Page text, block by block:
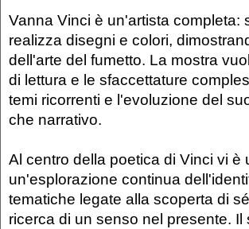
Vanna Vinci è un'artista
realizza disegni e colori,
dell'arte del fumetto. La mostra
di lettura e le sfaccettature
temi ricorrenti e l'evoluzione del
che narrativo.
Al centro della poetica di Vinci vi
un'esplorazione continua
tematiche legate alla scoperta di
ricerca di un senso nel presente.